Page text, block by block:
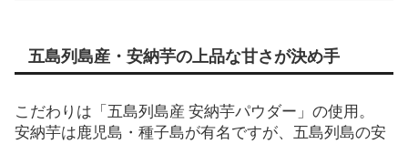
五島列島産・安納芋の上品な甘さが決め手
こだわりは「五島列島産 安納芋パウダー」の使用。
安納芋は鹿児島・種子島が有名ですが、五島列島の安